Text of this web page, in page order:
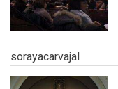
sorayacarvajal